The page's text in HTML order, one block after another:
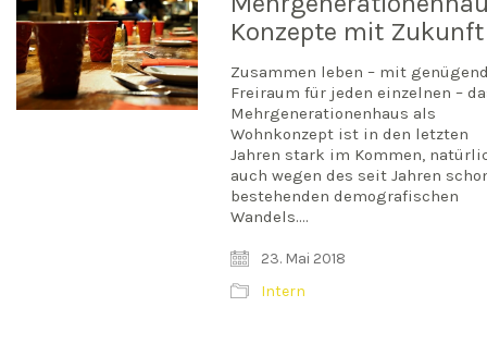
Konzepte mit Zukunft
Zusammen leben – mit
Freiraum für jeden einzelnen –
Mehrgenerationenhaus als
Wohnkonzept ist in den letzten
Jahren stark im Kommen,
auch wegen des seit Jahren
bestehenden demografischen
Wandels.…
23. Mai 2018
Intern